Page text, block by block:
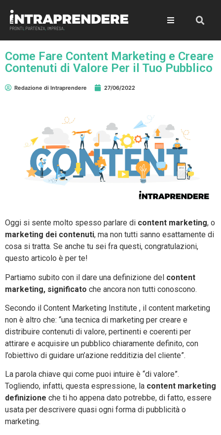
Come Fare Content Marketing e Creare
Contenuti di Valore Per il Tuo Pubblico
Redazione di Intraprendere 27/06/2022
Oggi si sente molto spesso parlare di content marketing, o
marketing dei contenuti, ma non tutti sanno esattamente di
cosa si tratta. Se anche tu sei fra questi, congratulazioni,
questo articolo è per te!
Partiamo subito con il dare una definizione del content
marketing, significato che ancora non tutti conoscono.
Secondo il Content Marketing Institute , il content marketing
non è altro che: “una tecnica di marketing per creare e
distribuire contenuti di valore, pertinenti e coerenti per
attirare e acquisire un pubblico chiaramente definito, con
l’obiettivo di guidare un’azione redditizia del cliente”.
La parola chiave qui come puoi intuire è “di valore”.
Togliendo, infatti, questa espressione, la content marketing
definizione che ti ho appena dato potrebbe, di fatto, essere
usata per descrivere quasi ogni forma di pubblicità o
marketing.